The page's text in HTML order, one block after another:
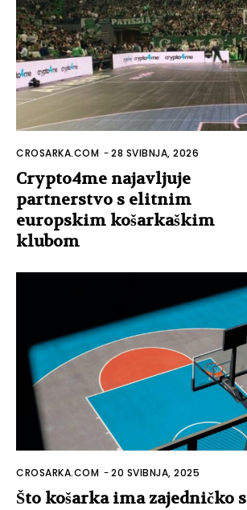
CROSARKA.COM -28 SVIBNJA, 2026
Crypto4me najavljuje
partnerstvo s elitnim
europskim košarkaškim
klubom
CROSARKA.COM -20 SVIBNJA, 2025
Što košarka ima zajedničko s